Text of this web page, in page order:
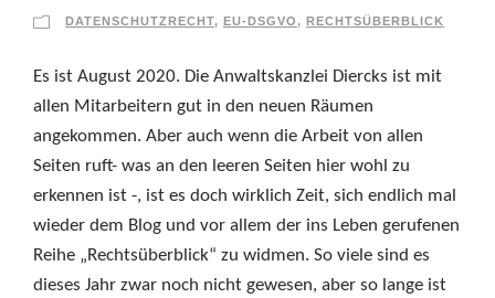
DATENSCHUTZRECHT, EU-DSGVO, RECHTSÜBERBLICK
Es ist August 2020. Die Anwaltskanzlei Diercks ist mit
allen Mitarbeitern gut in den neuen Räumen
angekommen. Aber auch wenn die Arbeit von allen
Seiten ruft- was an den leeren Seiten hier wohl zu
erkennen ist -, ist es doch wirklich Zeit, sich endlich mal
wieder dem Blog und vor allem der ins Leben gerufenen
Reihe „Rechtsüberblick“ zu widmen. So viele sind es
dieses Jahr zwar noch nicht gewesen, aber so lange ist